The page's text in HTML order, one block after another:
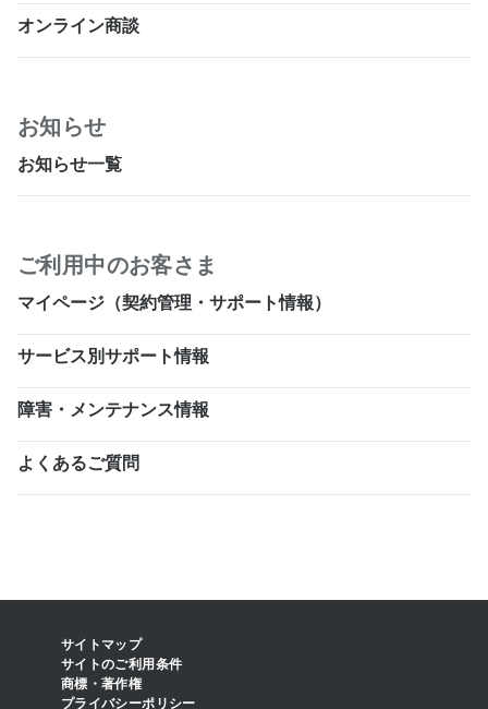
オンライン商談
お知らせ
お知らせ一覧
ご利用中のお客さま
マイページ（契約管理・サポート情報）
サービス別サポート情報
障害・メンテナンス情報
よくあるご質問
サイトマップ
サイトのご利用条件
商標・著作権
プライバシーポリシー